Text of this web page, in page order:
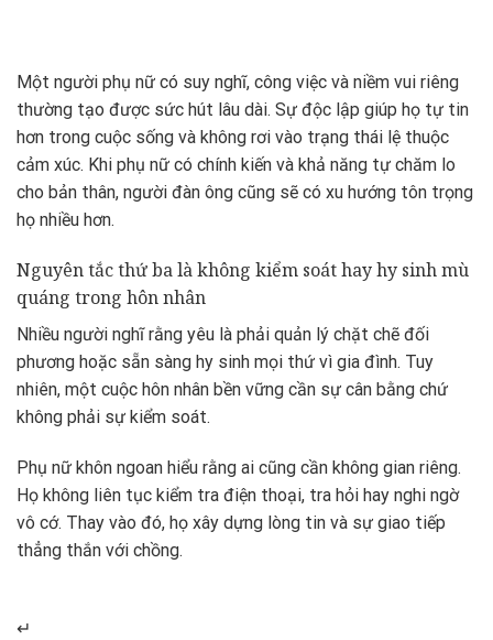
Một người phụ nữ có suy nghĩ, công việc và niềm vui riêng
thường tạo được sức hút lâu dài. Sự độc lập giúp họ tự tin
hơn trong cuộc sống và không rơi vào trạng thái lệ thuộc
cảm xúc. Khi phụ nữ có chính kiến và khả năng tự chăm lo
cho bản thân, người đàn ông cũng sẽ có xu hướng tôn trọng
họ nhiều hơn.
Nguyên tắc thứ ba là không kiểm soát hay hy sinh mù
quáng trong hôn nhân
Nhiều người nghĩ rằng yêu là phải quản lý chặt chẽ đối
phương hoặc sẵn sàng hy sinh mọi thứ vì gia đình. Tuy
nhiên, một cuộc hôn nhân bền vững cần sự cân bằng chứ
không phải sự kiểm soát.
Phụ nữ khôn ngoan hiểu rằng ai cũng cần không gian riêng.
Họ không liên tục kiểm tra điện thoại, tra hỏi hay nghi ngờ
vô cớ. Thay vào đó, họ xây dựng lòng tin và sự giao tiếp
thẳng thắn với chồng.
↵